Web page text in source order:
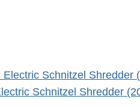
Schnitzel Shredder